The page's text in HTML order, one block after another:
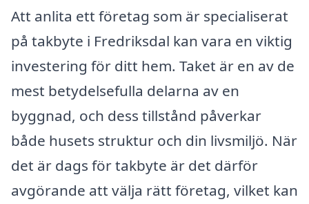
Att anlita ett företag som är specialiserat
på takbyte i Fredriksdal kan vara en viktig
investering för ditt hem. Taket är en av de
mest betydelsefulla delarna av en
byggnad, och dess tillstånd påverkar
både husets struktur och din livsmiljö. När
det är dags för takbyte är det därför
avgörande att välja rätt företag, vilket kan